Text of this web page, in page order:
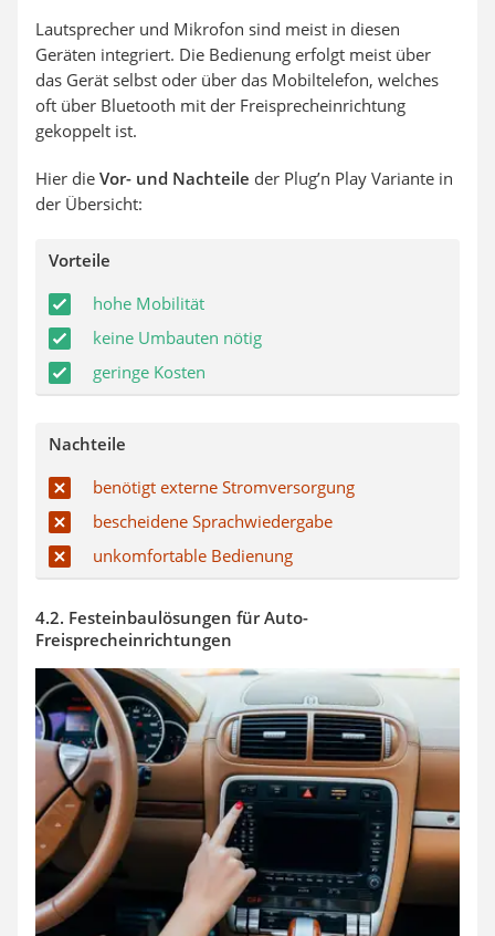
Lautsprecher und Mikrofon sind meist in diesen
Geräten integriert. Die Bedienung erfolgt meist über
das Gerät selbst oder über das Mobiltelefon, welches
oft über Bluetooth mit der Freisprecheinrichtung
gekoppelt ist.
Hier die Vor- und Nachteile der Plug’n Play Variante in
der Übersicht:
Vorteile
hohe Mobilität
keine Umbauten nötig
geringe Kosten
Nachteile
benötigt externe Stromversorgung
bescheidene Sprachwiedergabe
unkomfortable Bedienung
4.2. Festeinbaulösungen für Auto-
Freisprecheinrichtungen